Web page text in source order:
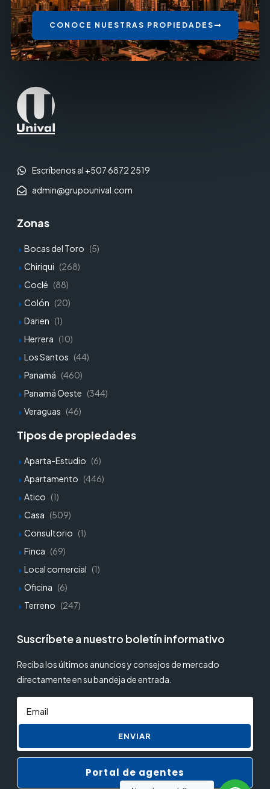
CONOCE NUESTRAS PROPIEDADES
Escríbenos al +507 6872 2519
admin@grupounival.com
Zonas
Bocas del Toro (5)
Chiriqui (268)
Coclé (88)
Colón (20)
Darien (1)
Herrera (10)
Los Santos (44)
Panamá (460)
Panamá Oeste (344)
Veraguas (46)
Tipos de propiedades
Aparta-Estudio (6)
Apartamento (446)
Atico (1)
Casa (509)
Consultorio (1)
Finca (69)
Local comercial (1)
Oficina (6)
Terreno (247)
Suscríbete a nuestro boletín informativo
Reciba los últimos anuncios y consejos de mercado
directamente en su bandeja de entrada.
ENVIAR
Portal de agentes